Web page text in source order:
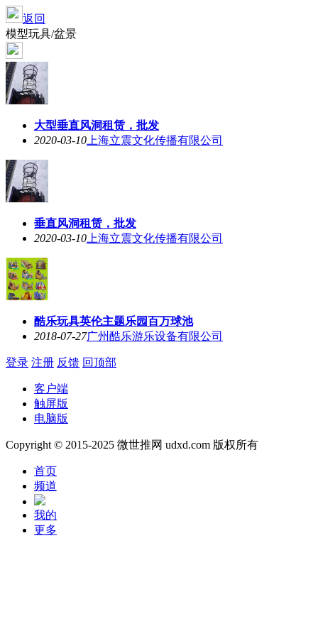
返回
模型玩具/盆景
大型垂直风洞租赁，批发
2020-03-10 上海立震文化传播有限公司
垂直风洞租赁，批发
2020-03-10 上海立震文化传播有限公司
酷乐玩具英伦主题乐园百万球池
2018-07-27广州酷乐游乐设备有限公司
登录 注册 反馈 回顶部
客户端
触屏版
电脑版
Copyright © 2015-2025 微世推网 udxd.com 版权所有
首页
频道
我的
更多